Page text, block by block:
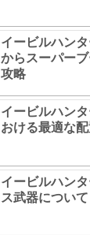
イービルハン
からスーパー
攻略
イービルハン
おける最適な
イービルハン
ス武器について